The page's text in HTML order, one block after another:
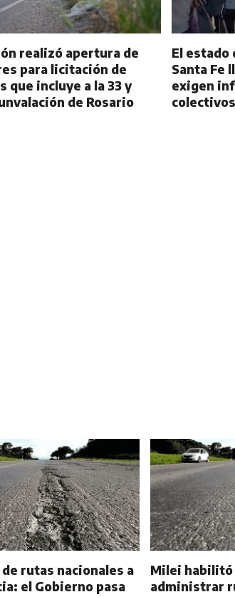
realizó apertura de
para licitación de
que incluye a la 33 y
de Rosario
El estado
Santa Fe
exigen
colectivos
rutas nacionales a
el Gobierno pasa
Milei habilitó
administrar